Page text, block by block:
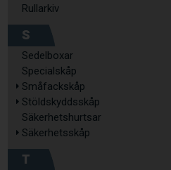
Rullarkiv
S
Sedelboxar
Specialskåp
Småfackskåp
Stöldskyddsskåp
Säkerhetshurtsar
Säkerhetsskåp
T